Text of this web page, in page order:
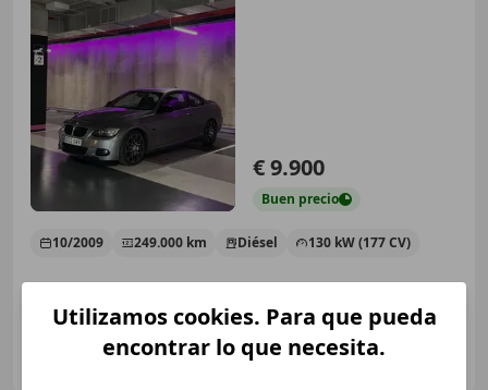
€ 9.900
Buen precio
10/2009 249.000 km Diésel 130 kW (177 CV)
Utilizamos cookies. Para que pueda
encontrar lo que necesita.